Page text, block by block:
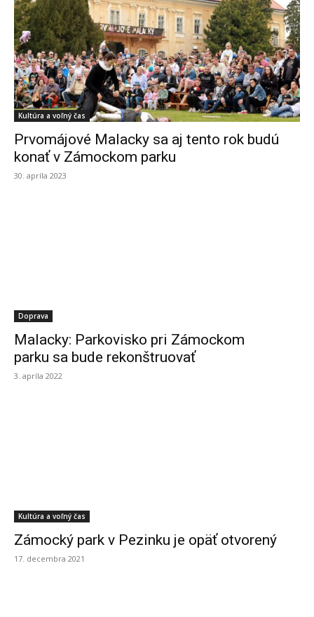
Kultúra a voľný čas
Prvomájové Malacky sa aj tento rok budú
konať v Zámockom parku
30. apríla 2023
Doprava
Malacky: Parkovisko pri Zámockom
parku sa bude rekonštruovať
3. apríla 2022
Kultúra a voľný čas
Zámocký park v Pezinku je opäť otvorený
17. decembra 2021